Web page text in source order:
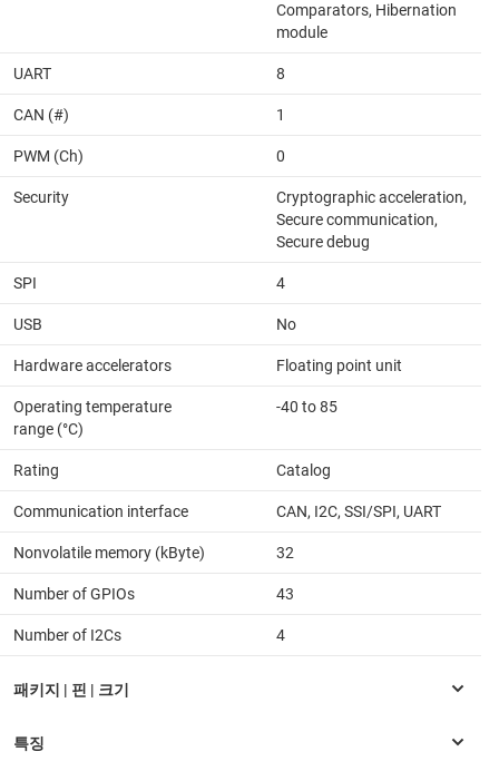
Comparators, Hibernation
module
UART 8
CAN (#) 1
PWM (Ch) 0
Security
Cryptographic acceleration,
Secure communication,
Secure debug
SPI 4
USB No
Hardware accelerators Floating point unit
Operating temperature
range (°C)
-40 to 85
Rating Catalog
Communication interface CAN, I2C, SSI/SPI, UART
Nonvolatile memory (kByte) 32
Number of GPIOs 43
Number of I2Cs 4